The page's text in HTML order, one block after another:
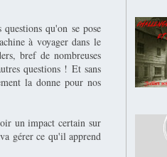
qu'on se pose
à voyager dans le
bref de nombreuses
questions ! Et sans
la donne pour nos
un impact certain sur
gérer ce qu'il apprend